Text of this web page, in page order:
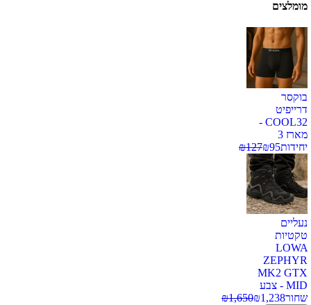
מומלצים
בוקסר
דרייפיט
COOL32 -
מארז 3
יחידות
₪95
₪127
נעליים
טקטיות
LOWA
ZEPHYR
MK2 GTX
MID - צבע
שחור
₪1,238
₪1,650